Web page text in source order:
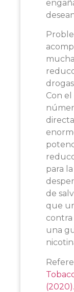
Con
para
de
que
contra
una